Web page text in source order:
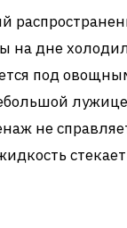
на дне
под
не